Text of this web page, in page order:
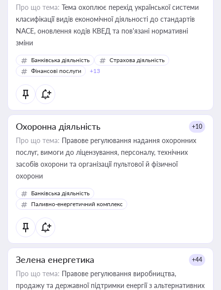
Про що тема: Тема охоплює перехід української системи
класифікації видів економічної діяльності до стандартів
NACE, оновлення кодів КВЕД та пов'язані нормативні
зміни
Банківська діяльність
Страхова діяльність
Фінансові послуги
+13
Охоронна діяльність +10
Про що тема: Правове регулювання надання охоронних
послуг, вимоги до ліцензування, персоналу, технічних
засобів охорони та організації пультової й фізичної
охорони
Банківська діяльність
Паливно-енергетичний комплекс
Зелена енергетика +44
Про що тема: Правове регулювання виробництва,
продажу та державної підтримки енергії з альтернативних